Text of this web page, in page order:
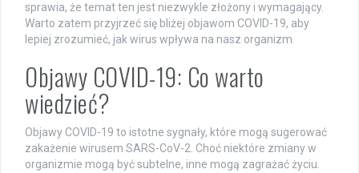
sprawia, że temat ten jest niezwykle złożony i wymagający.
Warto zatem przyjrzeć się bliżej objawom COVID-19, aby
lepiej zrozumieć, jak wirus wpływa na nasz organizm.
Objawy COVID-19: Co warto
wiedzieć?
Objawy COVID-19 to istotne sygnały, które mogą sugerować
zakażenie wirusem SARS-CoV-2. Choć niektóre zmiany w
organizmie mogą być subtelne, inne mogą zagrażać życiu.